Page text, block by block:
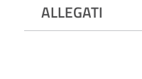
ALLEGATI